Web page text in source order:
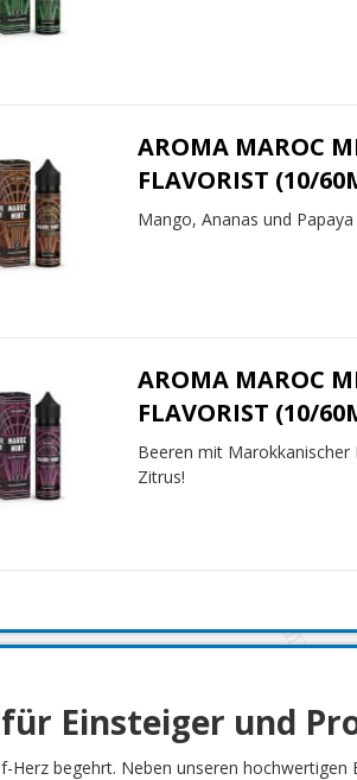
AROMA MAROC
FLAVORIST (10/
Mango, Ananas und
AROMA MAROC
FLAVORIST (10/
Beeren mit
Zitrus!
Einsteiger und
begehrt. Neben unseren